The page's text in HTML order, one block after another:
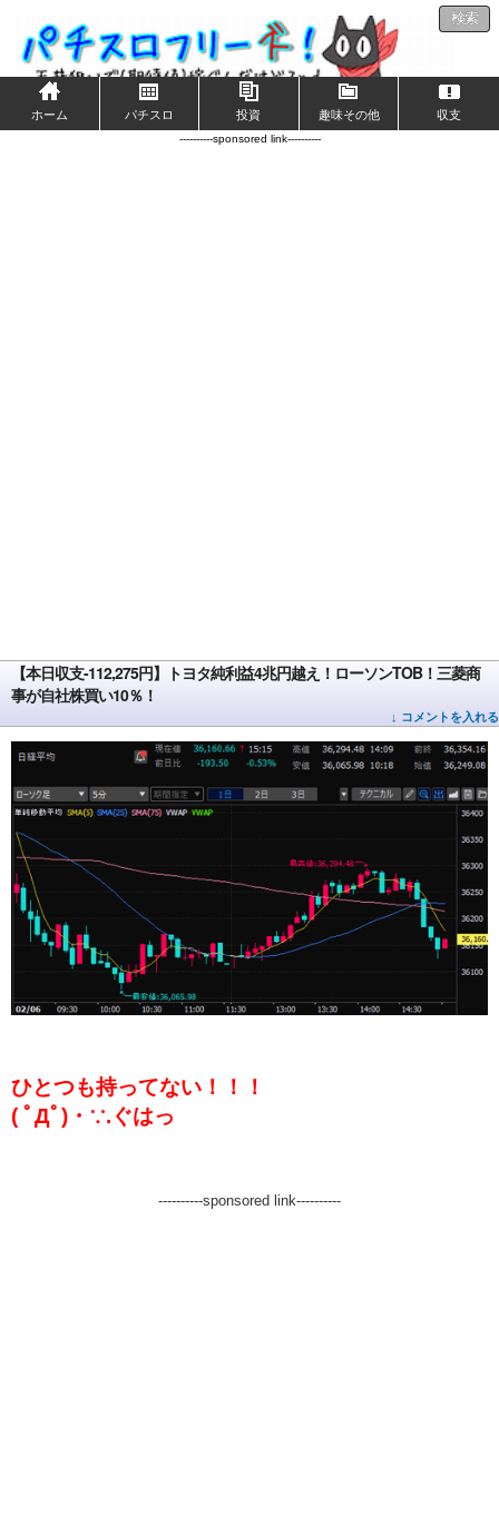
検索
ホーム パチスロ 投資 趣味その他 収支
----------sponsored link----------
【本日収支-112,275円】トヨタ純利益4兆円越え！ローソンTOB！三菱商
事が自社株買い10％！
↓ コメントを入れる
ひとつも持ってない！！！
( ﾟДﾟ)・∵.ぐはっ
----------sponsored link----------